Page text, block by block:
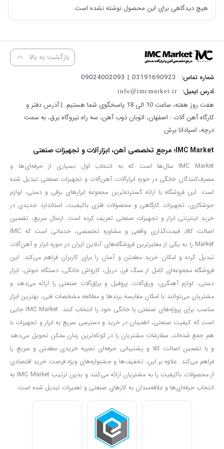
دارای سیم پیچی موتور و بالشتک 100% مس
دارای بلبرینگ های ضد غبار
مجهز به دیواره محافظ جهت جلوگیری از پرتاب براده
رای تمام صنعتگران، ساختمان ساز ها و آهنگران پروفیل بر یک دستگاه
کاربردی و مهم به شمار می رود. هنگام خرید
پروفیل بر باید به سرعت،
پروفیل بر آروا مدل ۵۶۳۳
یک ابزار قدرتمند برای انجام کارهای
صنعتی می باشد و دارای تهویه هوای مناسب می باشد تا قطعات عمر
طولانی تری داشته باشند.
این دستگاه دارای موتوری با توان ۲۴۰۰ وات است. آرمیچر و بالشتک آن
دارای سیم پیچی ۱۰۰% مس هستند. این ویژگی موجب می شود دستگاه
تا ۲۲۰ درجه سانتی گراد گرما را تحمل کند. هم چنین بر روی سیم یپچی
ها ی آرمیچر، نخ بندی وجود دارد که موجب حفظ فرم آن در دور بالا می
شوند.
تمام افرادی که با ابزار های برشی کار می کنند برایشان بسیار اهمیت دارد
که بتوانند هنگام کار زوایه برش و عمق برش را تنظیم کنند. این قابلیت ها
موجب می شود تا شما برش های دقیق ایجاد کنید و کار بهتری ارئه
بدهید. بر روی پروفیل بر مدل ۵۶۳۳ آروا
یک عدد پیچ تنظیم برای عمق
برش و وجود دارد و زوایه برش را نیز می توانید توسط میله ای بر روی پایه
فلزی تنظیم کنید.
بر روی این دستگاه دو محافظ وجود دارد تا تمام دیسک محافظ داشته
قرار دهد. یک محافظ نیز به صورت متحرک است تا هنگام برش حتی با
حرکت بازویی از کاربر محافظت شود.
یکی از موارد ایمنی که در دستگاه های ایمنی باید رعایت شود، وجود قفل
هیچ دیدگاهی برای این محصول نوشته نشده است.
بازگشت به بالا
شماره تماس: 03191690923 | 09024002093
آدرس ایمیل: info@imcmarket.ir
هفت روز هفته، ساعت 10 الی 18 پاسخگوی شما هستیم. | آدرس دفتر و
کارگاه آهن آلات : اصفهان، اتوبان ذوب آهن، سه راه نیروگاه برق، به سمت
درچه، اسپادانا برش
IMC Market؛ مرجع تخصصی آهن، ابزارآلات و تجهیزات صنعتی
IMC Market سال‌ها است که به انتخاب اول بسیاری از حرفه‌ای‌ها و
مصرف‌کنندگان خانگی در حوزه ابزارآلات، آهن‌آلات و تجهیزات صنعتی تبدیل شده
است. این فروشگاه با ارائه گسترده‌ترین مجموعه ابزارهای برقی و دستی، لوازم
جوشکاری، تجهیزات کارگاهی و محصولات فلزی باکیفیت، استاندارد جدیدی در
خرید اینترنتی ابزار و تجهیزات صنعتی تعریف کرده است. ارسال سریع، تضمین
اصالت کالا، قیمت‌گذاری واقعی و مشاوره تخصصی، خدماتی است که IMC
Market را به یکی از معتبرترین فروشگاه‌های آنلاین ایران در حوزه ابزار و آهن‌آلات
تبدیل کرده و امکان خرید مطمئن و آسان را برای کاربران فراهم می‌کند. این
فروشگاه مجموعه‌ای کامل از سنگ فرز، دریل، کارواش خانگی، دستگاه جوش، ابزار
دستی، لوازم آهنگری، ورق‌آلات، پروفیل و یراق‌آلات صنعتی را ارائه می‌دهد و
مشتریان می‌توانند با امکان مقایسه برندها و مطالعه مشخصات فنی، بهترین ابزار
مناسب برای پروژه‌های صنعتی یا خانگی خود را انتخاب کنند. IMC Market جایی
است که کیفیت صنعتی، اطمینان در خرید و دسترسی سریع به ابزار و تجهیزات با
هم جمع شده‌اند، سفارشات مشتریان را در کوتاه‌ترین زمان ممکن تحویل می‌دهد
و با تضمین اصالت کالا و پشتیبانی حرفه‌ای تجربه خریدی مطمئن و سریع را
فراهم می‌کند. علاوه بر این، تخفیف‌ها و جشنواره‌های ویژه فرصت خرید اقتصادی
از محصولات باکیفیت را به مشتریان ارائه می‌کنند و بدین ترتیب IMC Market به
انتخاب حرفه‌ای‌ها و علاقه‌مندان به کارهای صنعتی و تعمیرات تبدیل شده است.